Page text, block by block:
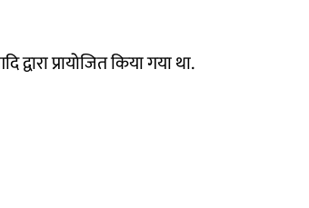
प्रायोजित किया गया था.